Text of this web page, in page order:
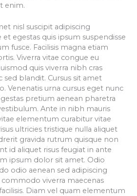
enim.
nisl suscipit adipiscing
egestas quis ipsum suspendisse
fusce. Facilisis magna etiam
Viverra vitae congue eu
quis viverra nibh cras
sed blandit. Cursus sit amet
Venenatis urna cursus eget nunc
pretium aenean pharetra
Ante in nibh mauris
elementum curabitur vitae
ultricies tristique nulla aliquet
gravida rutrum quisque non
id aliquet risus feugiat in ante
ipsum dolor sit amet. Odio
odio aenean sed adipiscing
commodo viverra maecenas
Diam vel quam elementum